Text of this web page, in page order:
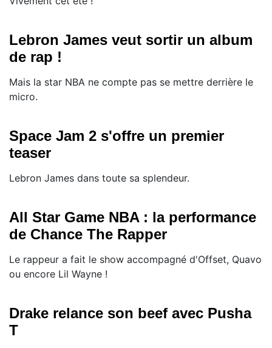
Lebron James veut sortir un album
de rap !
Mais la star NBA ne compte pas se mettre derrière le
micro.
Space Jam 2 s'offre un premier
teaser
Lebron James dans toute sa splendeur.
All Star Game NBA : la performance
de Chance The Rapper
Le rappeur a fait le show accompagné d'Offset, Quavo
ou encore Lil Wayne !
Drake relance son beef avec Pusha
T